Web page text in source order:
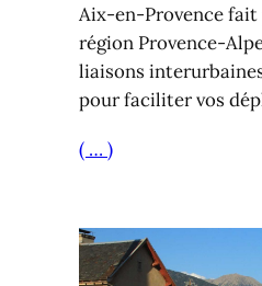
Aix-en-Provence fait
région Provence-
liaisons
pour faciliter vos
( … )